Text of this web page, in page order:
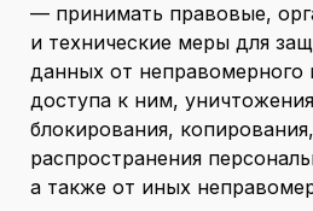
— принимать правовые,
и технические меры для
данных от неправомерного
доступа к ним,
блокирования,
распространения
а также от иных